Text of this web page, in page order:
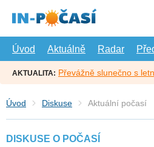
hlavní
Úvod
Aktuálně Radar
AKTUALITA: Převážně slunečno s
Úvod Diskuse Aktuální počasí
DISKUSE O POČASÍ